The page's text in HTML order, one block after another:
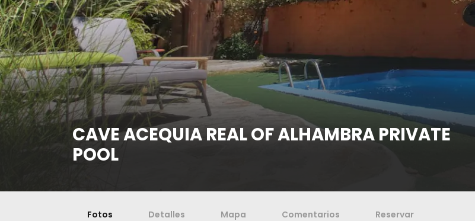
CAVE ACEQUIA REAL OF ALHAMBRA PRIVATE
POOL
Fotos Detalles Mapa Comentarios Reservar